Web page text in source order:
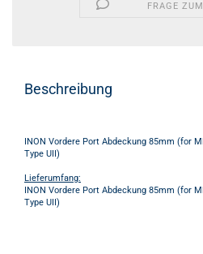
FRAGE
Beschreibung
INON Vordere Port Abdeckung 85mm (for
Type UII)
Lieferumfang:
INON Vordere Port Abdeckung 85mm (for
Type UII)